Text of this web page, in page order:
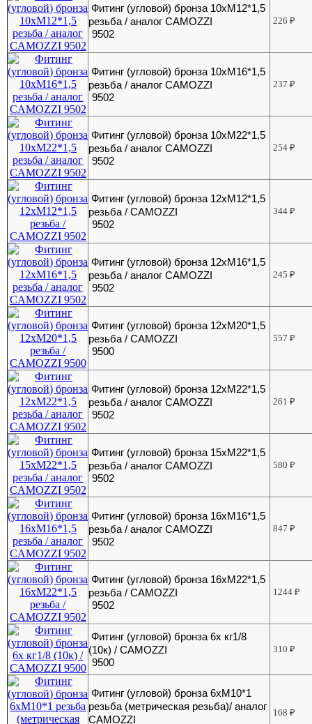
Фитинг (угловой) бронза 10хМ12*1,5
резьба / аналог CAMOZZI
9502
226₽
Фитинг (угловой) бронза 10хМ16*1,5
резьба / аналог CAMOZZI
9502
237₽
Фитинг (угловой) бронза 10хМ22*1,5
резьба / аналог CAMOZZI
9502
254₽
Фитинг (угловой) бронза 12хМ12*1,5
резьба / CAMOZZI
9502
344₽
Фитинг (угловой) бронза 12хМ16*1,5
резьба / аналог CAMOZZI
9502
245₽
Фитинг (угловой) бронза 12хМ20*1,5
резьба / CAMOZZI
9500
557₽
Фитинг (угловой) бронза 12хМ22*1,5
резьба / аналог CAMOZZI
9502
261₽
Фитинг (угловой) бронза 15хМ22*1,5
резьба / аналог CAMOZZI
9502
580₽
Фитинг (угловой) бронза 16хМ16*1,5
резьба / аналог CAMOZZI
9502
847₽
Фитинг (угловой) бронза 16хМ22*1,5
резьба / CAMOZZI
9502
1244₽
Фитинг (угловой) бронза 6х кг1/8
(10к) / CAMOZZI
9500
310₽
Фитинг (угловой) бронза 6хМ10*1
резьба (метрическая резьба)/ аналог
CAMOZZI
168₽